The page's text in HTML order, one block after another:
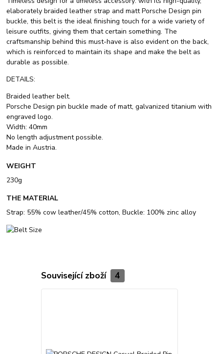
elaborately braided leather strap and matt Porsche Design pin
buckle, this belt is the ideal finishing touch for a wide variety of
leisure outfits, giving them that certain something. The
craftsmanship behind this must-have is also evident on the back,
which is reinforced to maintain its shape and make the belt as
durable as possible.
DETAILS:
Braided leather belt.
Porsche Design pin buckle made of matt, galvanized titanium with
engraved logo.
Width: 40mm
No length adjustment possible.
Made in Austria.
WEIGHT
230g
THE MATERIAL
Strap: 55% cow leather/45% cotton, Buckle: 100% zinc alloy
Související zboží 4